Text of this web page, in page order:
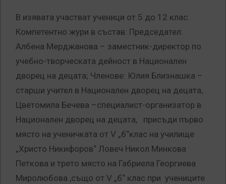
В изявата участват ученици от 5 до 12 клас.
Компетентно жури в състав: Председател:
Албена Мерджанова – заместник-директор по
учебно-творческата дейност в Национален
дворец на децата; Членове: Юлия Близнашка –
старши учител в Национален дворец на децата,
Цветомила Бечева –специалист-организатор в
Национален дворец на децата, присъди първо
място на ученичката от V „б“клас на училище
„Христо Никифоров“ Ловеч Никол Минкова
Петкова и трето място на Габриела Георгиева
Миролюбова ,също от V „б“ клас при учениците